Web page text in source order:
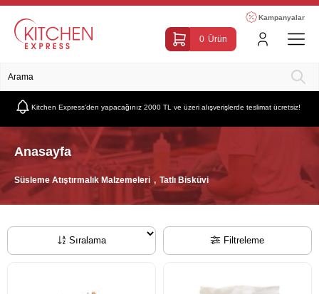
Kampanyalar
0 Ürün
Kitchen Express’den yapacağınız 2000 TL ve üzeri alışverişlerde teslimat ücretsiz!
Anasayfa
Süsleme Atıştırmalık Malzemeleri Tatlı Bisküvi
Filtreleme
Sıralama